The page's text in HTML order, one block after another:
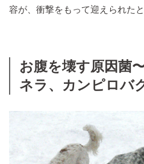
容が、衝撃をもって迎えられた
お腹を壊す原因菌
ネラ、カンピロバ